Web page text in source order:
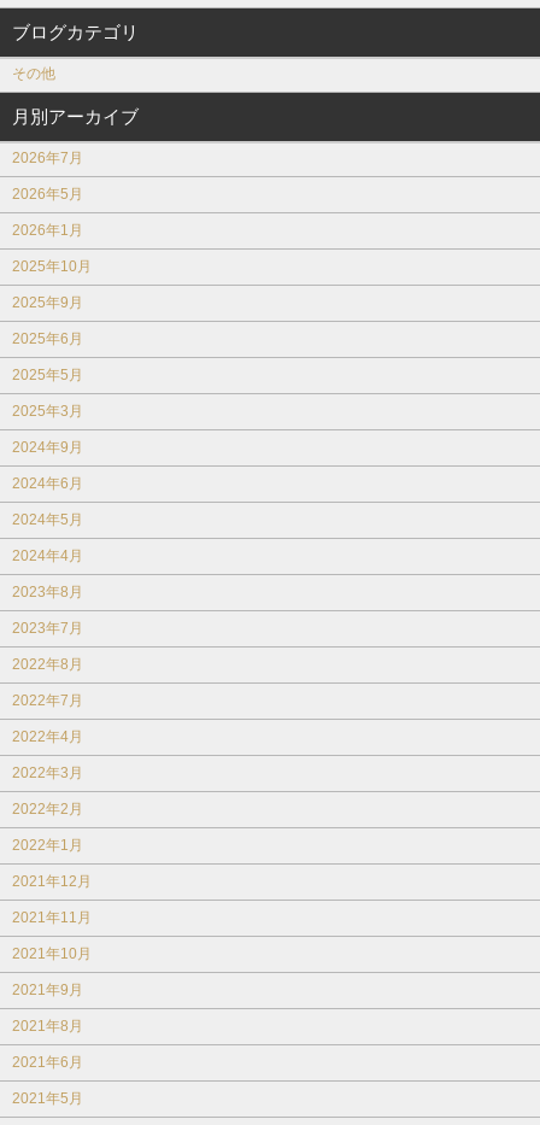
ブログカテゴリ
その他
月別アーカイブ
2026年7月
2026年5月
2026年1月
2025年10月
2025年9月
2025年6月
2025年5月
2025年3月
2024年9月
2024年6月
2024年5月
2024年4月
2023年8月
2023年7月
2022年8月
2022年7月
2022年4月
2022年3月
2022年2月
2022年1月
2021年12月
2021年11月
2021年10月
2021年9月
2021年8月
2021年6月
2021年5月